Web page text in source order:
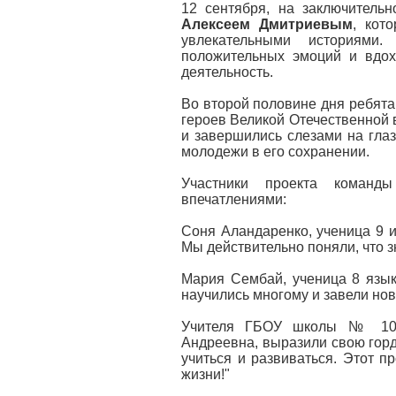
12 сентября, на
Алексеем Дмитриевым,
увлекательными
положительных эмоций и
деятельность.
Во второй половине дня
героев Великой
и завершились слезами на
молодежи в его сохранении.
Участники проекта
впечатлениями:
Соня Аландаренко, ученица 9
Мы действительно поняли, что
Мария Сембай, ученица 8
научились многому и завели
Учителя ГБОУ школы № 102,
Андреевна, выразили свою
учиться и развиваться. Этот
жизни!"